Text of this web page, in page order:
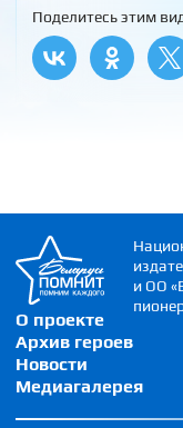
Поделитесь этим
О проекте
Архив героев
Новости
Медиагалерея
и ОО